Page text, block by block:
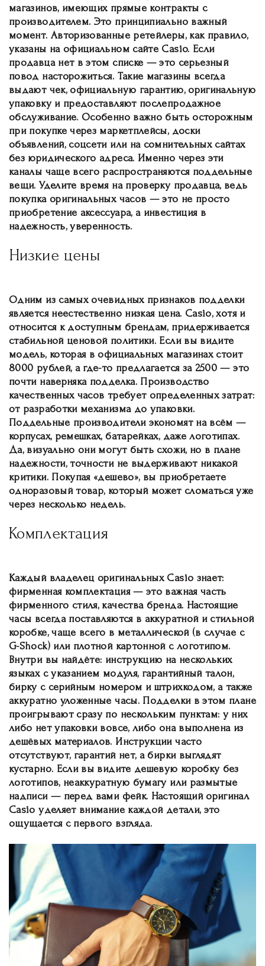
магазинов, имеющих прямые контракты с
производителем. Это принципиально важный
момент. Авторизованные ретейлеры, как правило,
указаны на официальном сайте Casio. Если
продавца нет в этом списке — это серьезный
повод насторожиться. Такие магазины всегда
выдают чек, официальную гарантию, оригинальную
упаковку и предоставляют послепродажное
обслуживание. Особенно важно быть осторожным
при покупке через маркетплейсы, доски
объявлений, соцсети или на сомнительных сайтах
без юридического адреса. Именно через эти
каналы чаще всего распространяются поддельные
вещи. Уделите время на проверку продавца, ведь
покупка оригинальных часов — это не просто
приобретение аксессуара, а инвестиция в
надежность, уверенность.
Низкие цены
Одним из самых очевидных признаков подделки
является неестественно низкая цена. Casio, хотя и
относится к доступным брендам, придерживается
стабильной ценовой политики. Если вы видите
модель, которая в официальных магазинах стоит
8000 рублей, а где-то предлагается за 2500 — это
почти наверняка подделка. Производство
качественных часов требует определенных затрат:
от разработки механизма до упаковки.
Поддельные производители экономят на всём —
корпусах, ремешках, батарейках, даже логотипах.
Да, визуально они могут быть схожи, но в плане
надежности, точности не выдерживают никакой
критики. Покупая «дешево», вы приобретаете
одноразовый товар, который может сломаться уже
через несколько недель.
Комплектация
Каждый владелец оригинальных Casio знает:
фирменная комплектация — это важная часть
фирменного стиля, качества бренда. Настоящие
часы всегда поставляются в аккуратной и стильной
коробке, чаще всего в металлической (в случае с
G-Shock) или плотной картонной с логотипом.
Внутри вы найдёте: инструкцию на нескольких
языках с указанием модуля, гарантийный талон,
бирку с серийным номером и штрихкодом, а также
аккуратно уложенные часы. Подделки в этом плане
проигрывают сразу по нескольким пунктам: у них
либо нет упаковки вовсе, либо она выполнена из
дешёвых материалов. Инструкции часто
отсутствуют, гарантий нет, а бирки выглядят
кустарно. Если вы видите дешевую коробку без
логотипов, неаккуратную бумагу или размытые
надписи — перед вами фейк. Настоящий оригинал
Casio уделяет внимание каждой детали, это
ощущается с первого взгляда.